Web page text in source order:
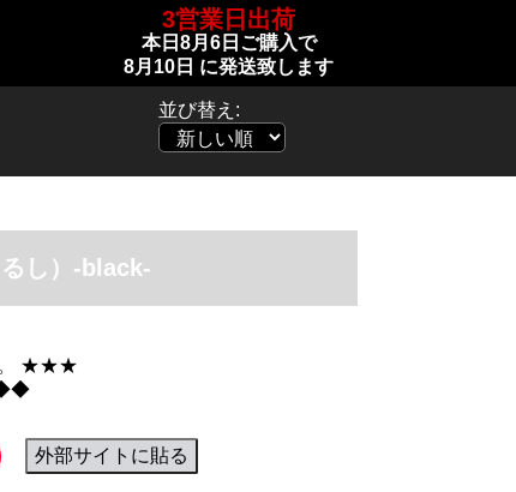
3営業日出荷
本日 8月6日 ご購入で
8月10日 に発送致します
並び替え:
し）-black-
。 ★★★
外部サイトに貼る